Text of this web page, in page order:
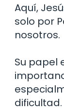
Aquí,
solo por
nosotros.
Su papel
dificultad.